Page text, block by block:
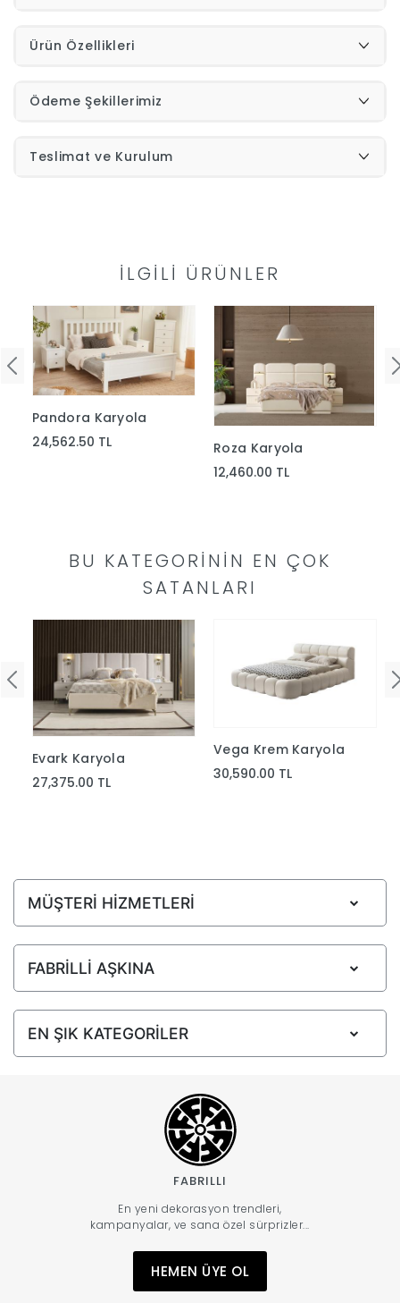
Ürün Özellikleri
Ödeme Şekillerimiz
Teslimat ve Kurulum
İLGILI ÜRÜNLER
Pandora Karyola
24,562.50 TL
Roza Karyola
12,460.00 TL
BU KATEGORININ EN ÇOK
SATANLARI
Evark Karyola
27,375.00 TL
Vega Krem Karyola
30,590.00 TL
MÜŞTERİ HİZMETLERİ
FABRİLLİ AŞKINA
EN ŞIK KATEGORİLER
FABRILLI
En yeni dekorasyon trendleri,
kampanyalar, ve sana özel sürprizler...
HEMEN ÜYE OL